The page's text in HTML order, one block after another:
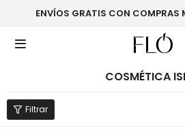
ENVÍOS GRATIS CON COMPRAS

COSMÉTICA